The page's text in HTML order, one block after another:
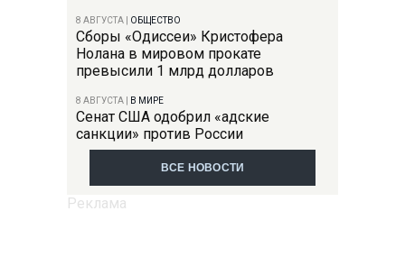
8 АВГУСТА ОБЩЕСТВО
Сборы «Одиссеи» Кристофера
Нолана в мировом прокате
превысили 1 млрд долларов
8 АВГУСТА В МИРЕ
Сенат США одобрил «адские
санкции» против России
ВСЕ НОВОСТИ